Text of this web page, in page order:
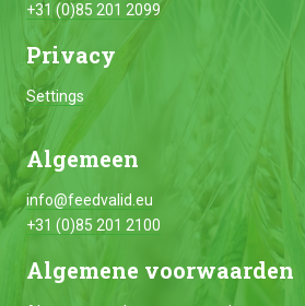
+31 (0)85 201 2099
Privacy
Settings
Algemeen
info@feedvalid.eu
+31 (0)85 201 2100
Algemene voorwaarden